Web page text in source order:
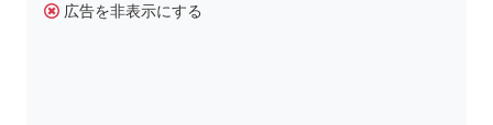
広告を非表示にする